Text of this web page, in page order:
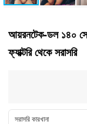
আয়রনটেক-ডল ১৪০
ফ্যাক্টরি থেকে সরাসরি
সরাসরি কারখানা